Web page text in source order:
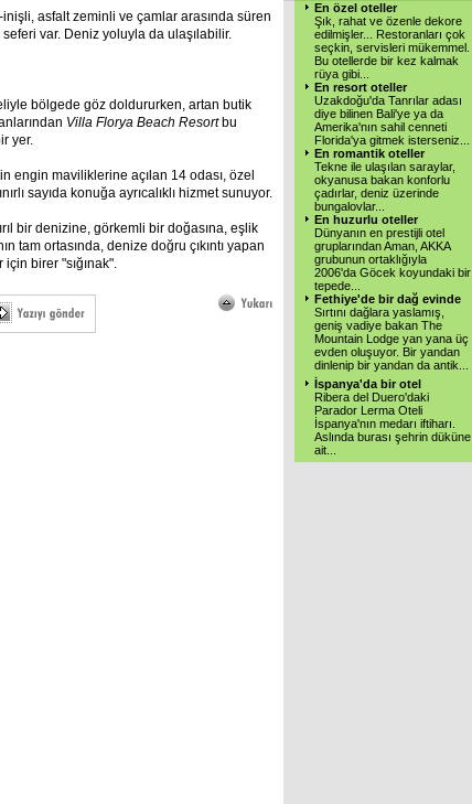
inişli, asfalt zeminli ve çamlar arasında süren
var. Deniz yoluyla da ulaşılabilir.
bölgede göz doldururken, artan butik
Villa Florya Beach Resortbu
yer.
engin maviliklerine açılan 14 odası, özel
sayıda konuğa ayrıcalıklı hizmet sunuyor.
bir denizine, görkemli bir doğasına, eşlik
tam ortasında, denize doğru çıkıntı yapan
birer "sığınak".
En özel oteller
Şık, rahat ve özenle dekore
edilmişler... Restoranları çok
seçkin, servisleri mükemmel.
Bu otellerde bir kez kalmak
rüya gibi
En resort oteller
Uzakdoğu'da Tanrılar adası
diye bilinen Bali'ye ya da
Amerika'nın sahil cenneti
Florida'ya gitmek isterseniz
En romantik oteller
Tekne ile ulaşılan saraylar,
okyanusa bakan konforlu
çadırlar, deniz üzerinde
bungalovlar...
En huzurlu oteller
Dünyanın en prestijli otel
gruplarından Aman, AKKA
grubunun ortaklığıyla
2006'da Göcek koyundaki bir
tepede
Fethiye'de bir dağ evinde
Sırtını dağlara yaslamış,
geniş vadiye bakan The
Mountain Lodge yan yana üç
evden oluşuyor. Bir yandan
dinlenip bir yandan da antik
İspanya'da bir otel
Ribera del Duero'daki
Parador Lerma Oteli
İspanya'nın medarı iftiharı.
Aslında burası şehrin düküne
ait